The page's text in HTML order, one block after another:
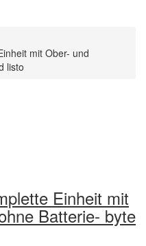
mit Ober- und
listo
Einheit mit
Batterie- byte